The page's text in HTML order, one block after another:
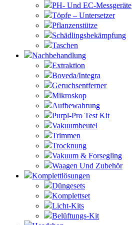
PH- Und EC-Messgeräte
Töpfe – Untersetzer
Pflanzenstütze
Schädlingsbekämpfung
Taschen
Nachbehandlung
Extraktion
Boveda/Integra
Geruchsentferner
Mikroskop
Aufbewahrung
Purpl-Pro Test Kit
Vakuumbeutel
Trimmen
Trocknung
Vakuum & Forsegling
Waagen Und Zubehör
Komplettlösungen
Düngesets
Komplettset
Licht-Kits
Belüftungs-Kit